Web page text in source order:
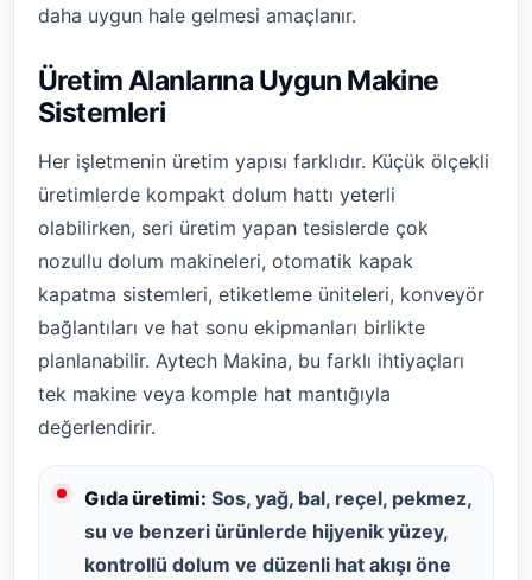
daha uygun hale gelmesi amaçlanır.
Üretim Alanlarına Uygun Makine
Sistemleri
Her işletmenin üretim yapısı farklıdır. Küçük ölçekli
üretimlerde kompakt dolum hattı yeterli
olabilirken, seri üretim yapan tesislerde çok
nozullu dolum makineleri, otomatik kapak
kapatma sistemleri, etiketleme üniteleri, konveyör
bağlantıları ve hat sonu ekipmanları birlikte
planlanabilir. Aytech Makina, bu farklı ihtiyaçları
tek makine veya komple hat mantığıyla
değerlendirir.
Gıda üretimi: Sos, yağ, bal, reçel, pekmez,
su ve benzeri ürünlerde hijyenik yüzey,
kontrollü dolum ve düzenli hat akışı öne